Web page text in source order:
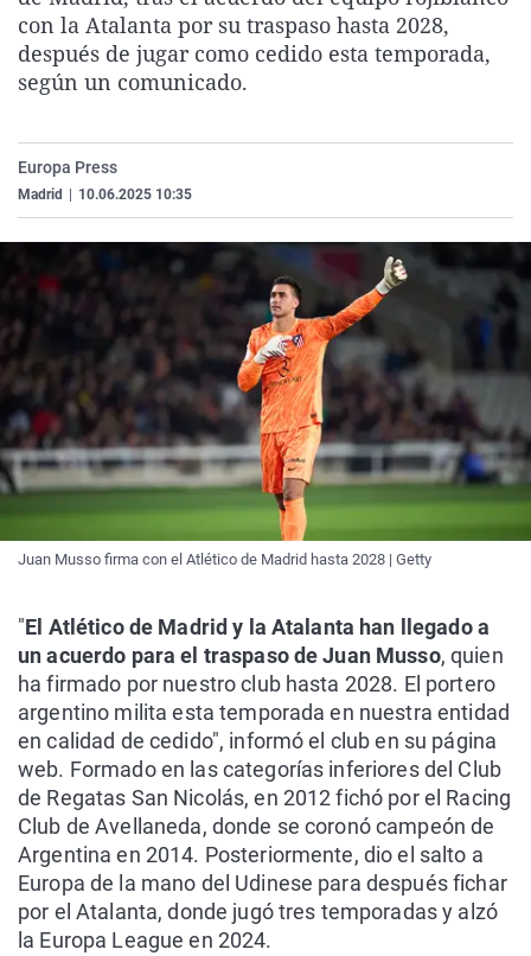
La rosa de los vientos
Gente viajera
Caso
Retornados
Operación Viuda
Extremadura
Galicia
Navarra
Virales
Televisión
con la Atalanta por su traspaso hasta 2028,
después de jugar como cedido esta temporada,
según un comunicado.
Europa Press
Madrid 10.06.2025 10:35
Juan Musso firma con el Atlético de Madrid hasta 2028 | Getty
"El Atlético de Madrid y la Atalanta han llegado a
un acuerdo para el traspaso de Juan Musso, quien
ha firmado por nuestro club hasta 2028. El portero
argentino milita esta temporada en nuestra entidad
en calidad de cedido", informó el club en su página
web. Formado en las categorías inferiores del Club
de Regatas San Nicolás, en 2012 fichó por el Racing
Club de Avellaneda, donde se coronó campeón de
Argentina en 2014. Posteriormente, dio el salto a
Europa de la mano del Udinese para después fichar
por el Atalanta, donde jugó tres temporadas y alzó
la Europa League en 2024.